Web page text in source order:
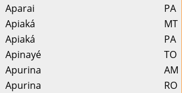
Aparai
PA
Apiaká
MT
Apiaká
PA
Apinayé
TO
Apurina
AM
Apurina
RO